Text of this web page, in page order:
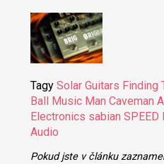
Tagy Solar Guitars Finding
Ball Music Man Caveman
Electronics sabian SPEED
Audio
Pokud jste v článku